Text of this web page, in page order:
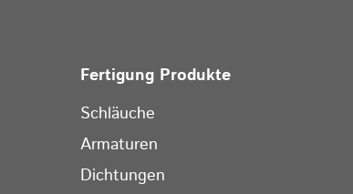
Fertigung Produkte
Schläuche
Armaturen
Dichtungen